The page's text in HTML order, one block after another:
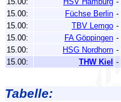
15.00:
Füchse Berlin -
15.00:
TBV Lemgo -
15.00:
FA Göppingen -
15.00:
HSG Nordhorn -
15.00:
THW Kiel -
Tabelle: